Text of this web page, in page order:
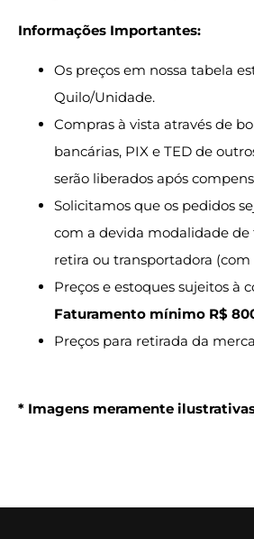
Informações Importantes:
Os preços em nossa tabela
Quilo/Unidade.
Compras à vista através de
bancárias, PIX e TED de
serão liberados após
Solicitamos que os pedidos
com a devida modalidade de
retira ou transportadora (com
Preços e estoques sujeitos à
Faturamento mínimo R$
Preços para retirada da
* Imagens meramente